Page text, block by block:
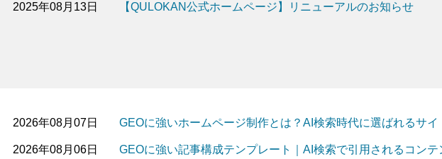
2025年08月13日 【QULOKAN公式ホームページ】リニューアルのお知らせ
2026年08月07日 GEOに強いホームページ制作とは？AI検索時代に選ばれるサイ
2026年08月06日 GEOに強い記事構成テンプレート｜AI検索で引用されるコンテ